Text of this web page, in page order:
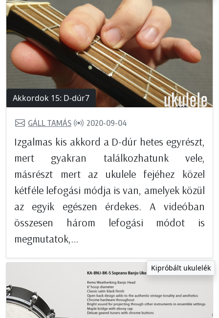
Akkordok 15: D-dúr7
GÁLL TAMÁS 2020-09-04
Izgalmas kis akkord a D-dúr hetes egyrészt,
mert gyakran találkozhatunk vele,
másrészt mert az ukulele fejéhez közel
kétféle lefogási módja is van, amelyek közül
az egyik egészen érdekes. A videóban
összesen három lefogási módot is
megmutatok,...
Kipróbált ukulelék